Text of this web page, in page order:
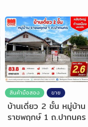
สินค้ามือสอง ขาย
บ้านเดี่ยว 2 ชั้น หมู่บ้าน
ราชพฤกษ์ 1 ถ.ปากนคร